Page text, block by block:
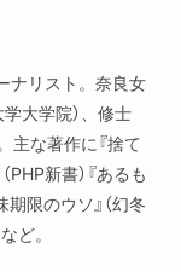
きこと
ジネスモデル
を考える
ブとは
ナリスト。奈良女
大学院）、修士
主な著作に『捨て
PHP新書）『あるも
限のウソ』（幻冬
ど。